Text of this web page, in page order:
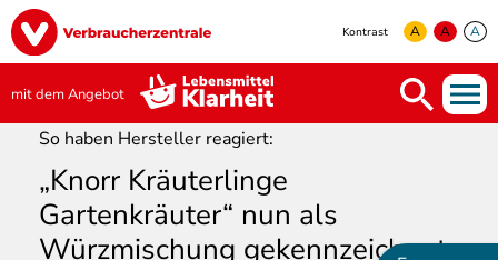
Direkt
zum
Inhalt
Image
Kontrast A A A
mit dem Angebot
So haben Hersteller reagiert:
„Knorr Kräuterlinge
Gartenkräuter“ nun als
Würzmischung gekennzeichnet